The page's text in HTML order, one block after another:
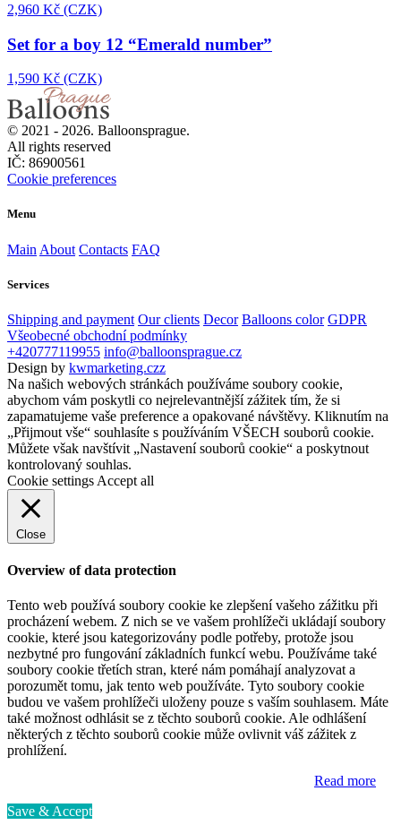
2,960 Kč (CZK)
Set for a boy 12 “Emerald number”
1,590 Kč (CZK)
© 2021 - 2026. Balloonsprague.
All rights reserved
IČ: 86900561
Cookie preferences
Menu
Main About Contacts FAQ
Services
Shipping and payment Our clients Decor Balloons color GDPR
Všeobecné obchodní podmínky
+420777119955 info@balloonsprague.cz
Design by kwmarketing.czz
Na našich webových stránkách používáme soubory cookie,
abychom vám poskytli co nejrelevantnější zážitek tím, že si
zapamatujeme vaše preference a opakované návštěvy. Kliknutím na
„Přijmout vše“ souhlasíte s používáním VŠECH souborů cookie.
Můžete však navštívit „Nastavení souborů cookie“ a poskytnout
kontrolovaný souhlas.
Cookie settings Accept all
Close
Overview of data protection
Tento web používá soubory cookie ke zlepšení vašeho zážitku při
procházení webem. Z nich se ve vašem prohlížeči ukládají soubory
cookie, které jsou kategorizovány podle potřeby, protože jsou
nezbytné pro fungování základních funkcí webu. Používáme také
soubory cookie třetích stran, které nám pomáhají analyzovat a
porozumět tomu, jak tento web používáte. Tyto soubory cookie
budou ve vašem prohlížeči uloženy pouze s vaším souhlasem. Máte
také možnost odhlásit se z těchto souborů cookie. Ale odhlášení
některých z těchto souborů cookie může ovlivnit váš zážitek z
prohlížení.
Read more
Save & Accept